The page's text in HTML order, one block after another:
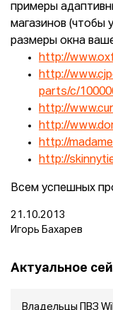
примеры
магазинов (чтобы
размеры окна
http://
http://
parts/c/
http://
http://
http://
http://
Всем успешных
21.10.2013
Игорь Бахарев
Актуальное
Владельцы ПВЗ